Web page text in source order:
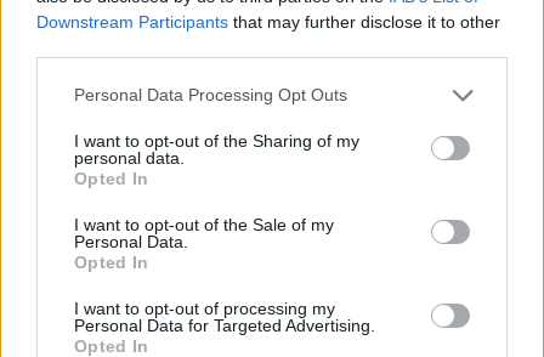
Downstream Participants that may further disclose it to other
Please note that this website/app uses one or more Google
not limited to your visit or usage behaviour. You may click to
grant or deny consent to Google and its third-party tags to
use your data for below specified purposes in below Google
consent section.
Personal Data Processing Opt Outs
I want to opt-out of the Sharing of my
personal data.
Opted In
I want to opt-out of the Sale of my
Personal Data.
Opted In
I want to opt-out of processing my
Personal Data for Targeted Advertising.
Opted In
zagotovila obstanek v Prvi ligi Telemach. Prekmurci so
Patrik Mohorović ubranil enajstmetrovko Matiji Bobnu.
Kljub zapravljeni priložnosti je Mura tudi v
nadaljevanju ostala nevarnejša ekipa. Tik pred
odmorom je po prodoru Alena Korošca zadel
Nino Kouter, takoj na začetku drugega polčasa pa je
Luka Turudija po podaji Faada Sane povišal na 2:0.